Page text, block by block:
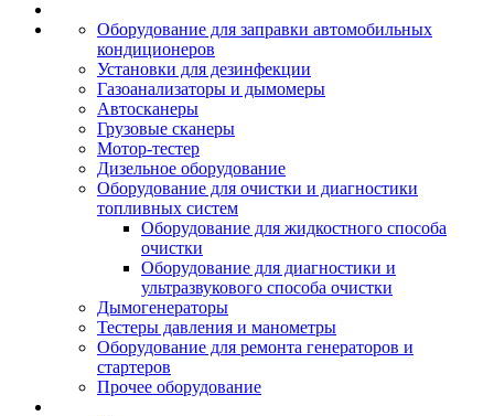
Оборудование для заправки автомобильных
кондиционеров
Установки для дезинфекции
Газоанализаторы и дымомеры
Автосканеры
Грузовые сканеры
Мотор-тестер
Дизельное оборудование
Оборудование для очистки и диагностики
топливных систем
Оборудование для жидкостного способа
очистки
Оборудование для диагностики и
ультразвукового способа очистки
Дымогенераторы
Тестеры давления и манометры
Оборудование для ремонта генераторов и
стартеров
Прочее оборудование